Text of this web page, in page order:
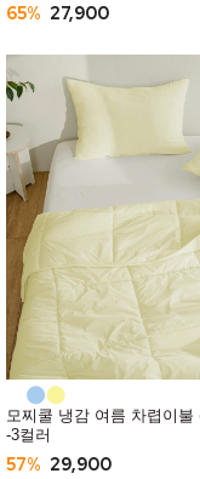
65% 27,900
모찌쿨 냉감 여름 차렵이불
-3컬러
57% 29,900